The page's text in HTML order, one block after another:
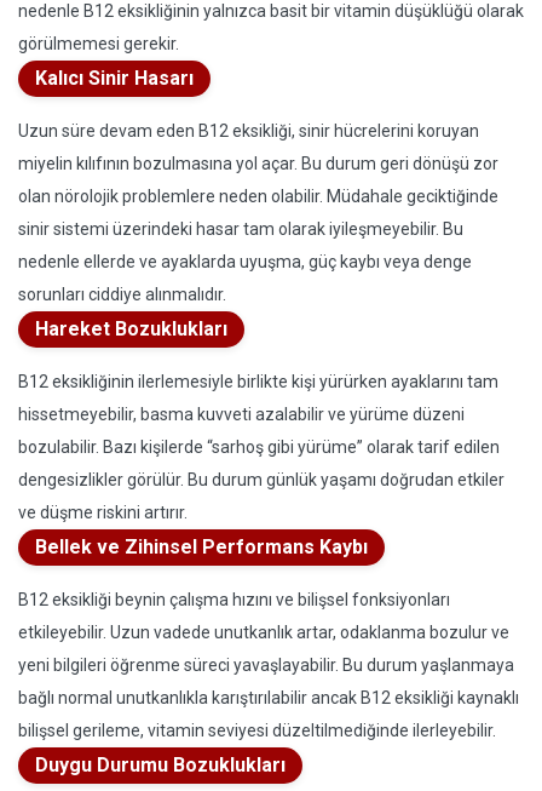
nedenle B12 eksikliğinin yalnızca basit bir vitamin düşüklüğü olarak
görülmemesi gerekir.
Kalıcı Sinir Hasarı
Uzun süre devam eden B12 eksikliği, sinir hücrelerini koruyan
miyelin kılıfının bozulmasına yol açar. Bu durum geri dönüşü zor
olan nörolojik problemlere neden olabilir. Müdahale geciktiğinde
sinir sistemi üzerindeki hasar tam olarak iyileşmeyebilir. Bu
nedenle ellerde ve ayaklarda uyuşma, güç kaybı veya denge
sorunları ciddiye alınmalıdır.
Hareket Bozuklukları
B12 eksikliğinin ilerlemesiyle birlikte kişi yürürken ayaklarını tam
hissetmeyebilir, basma kuvveti azalabilir ve yürüme düzeni
bozulabilir. Bazı kişilerde “sarhoş gibi yürüme” olarak tarif edilen
dengesizlikler görülür. Bu durum günlük yaşamı doğrudan etkiler
ve düşme riskini artırır.
Bellek ve Zihinsel Performans Kaybı
B12 eksikliği beynin çalışma hızını ve bilişsel fonksiyonları
etkileyebilir. Uzun vadede unutkanlık artar, odaklanma bozulur ve
yeni bilgileri öğrenme süreci yavaşlayabilir. Bu durum yaşlanmaya
bağlı normal unutkanlıkla karıştırılabilir ancak B12 eksikliği kaynaklı
bilişsel gerileme, vitamin seviyesi düzeltilmediğinde ilerleyebilir.
Duygu Durumu Bozuklukları